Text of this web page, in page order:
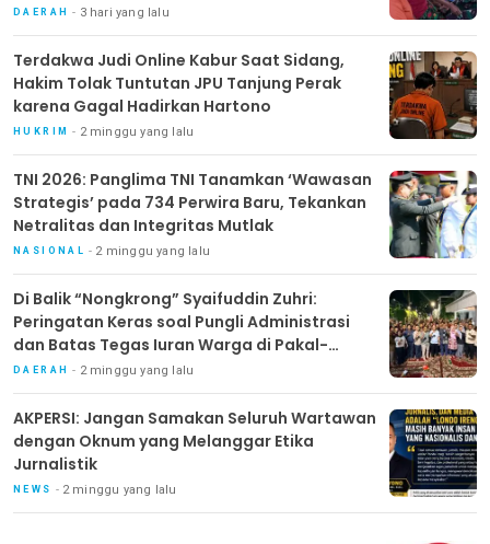
DAERAH 3 hari yang lalu
Terdakwa Judi Online Kabur Saat Sidang,
Hakim Tolak Tuntutan JPU Tanjung Perak
karena Gagal Hadirkan Hartono
HUKRIM 2 minggu yang lalu
TNI 2026: Panglima TNI Tanamkan ‘Wawasan
Strategis’ pada 734 Perwira Baru, Tekankan
Netralitas dan Integritas Mutlak
NASIONAL 2 minggu yang lalu
Di Balik “Nongkrong” Syaifuddin Zuhri:
Peringatan Keras soal Pungli Administrasi
dan Batas Tegas Iuran Warga di Pakal-
Benowo
DAERAH 2 minggu yang lalu
AKPERSI: Jangan Samakan Seluruh Wartawan
dengan Oknum yang Melanggar Etika
Jurnalistik
NEWS 2 minggu yang lalu